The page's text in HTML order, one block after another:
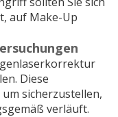
auf Make-Up
Diese
sicherzustellen,
verläuft.